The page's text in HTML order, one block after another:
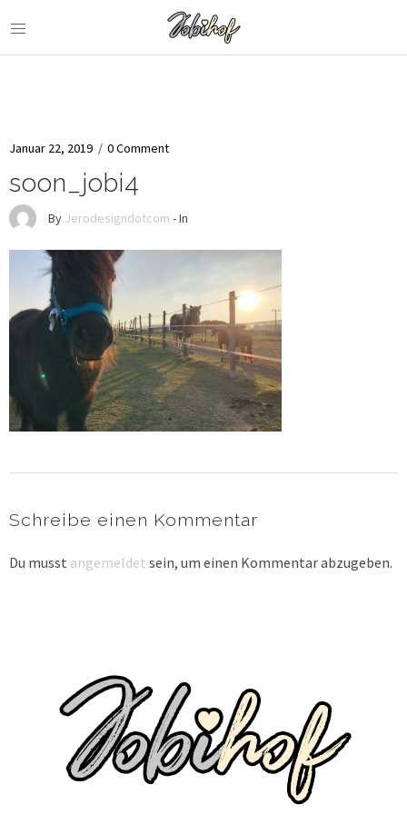
Januar 22, 2019 / 0 Comment
soon_jobi4
By Jerodesigndotcom - In
Schreibe einen Kommentar
Du musst angemeldet sein, um einen Kommentar abzugeben.